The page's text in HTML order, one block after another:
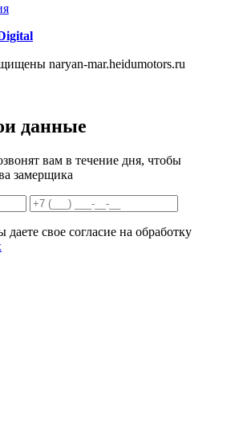
naryan-mar.heidumotors.ru
данные
вам в течение дня, чтобы
замерщика
свое согласие на обработку